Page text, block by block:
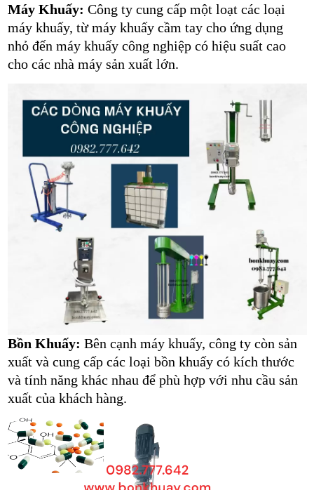
Máy Khuấy: Công ty cung cấp một loạt các loại
máy khuấy, từ máy khuấy cầm tay cho ứng dụng
nhỏ đến máy khuấy công nghiệp có hiệu suất cao
cho các nhà máy sản xuất lớn.
Bồn Khuấy: Bên cạnh máy khuấy, công ty còn sản
xuất và cung cấp các loại bồn khuấy có kích thước
và tính năng khác nhau để phù hợp với nhu cầu sản
xuất của khách hàng.